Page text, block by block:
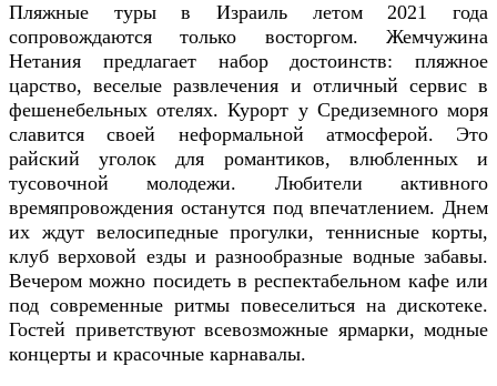
Пляжные туры в Израиль летом 2021 года
сопровождаются только восторгом. Жемчужина
Нетания предлагает набор достоинств: пляжное
царство, веселые развлечения и отличный сервис в
фешенебельных отелях. Курорт у Средиземного моря
славится своей неформальной атмосферой. Это
райский уголок для романтиков, влюбленных и
тусовочной молодежи. Любители активного
времяпровождения останутся под впечатлением. Днем
их ждут велосипедные прогулки, теннисные корты,
клуб верховой езды и разнообразные водные забавы.
Вечером можно посидеть в респектабельном кафе или
под современные ритмы повеселиться на дискотеке.
Гостей приветствуют всевозможные ярмарки, модные
концерты и красочные карнавалы.